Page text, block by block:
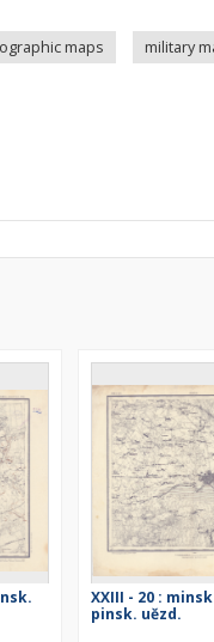
maps military
XXIII - 20 :
pinsk. uězd.